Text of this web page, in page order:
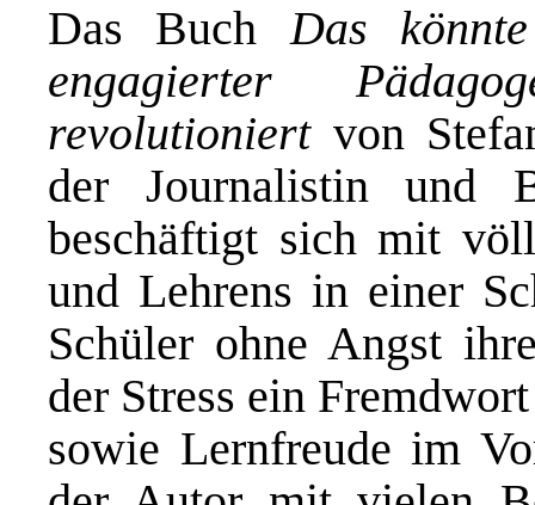
Das BuchDas
engagierter
revolutioniertvon
der Journalistin und
beschäftigt sich mit
und Lehrens in einer
Schüler ohne Angst
der Stress ein
sowie Lernfreude im